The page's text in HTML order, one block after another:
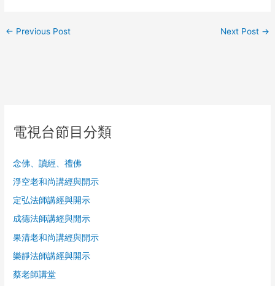
← Previous Post Next Post →
電視台節目分類
念佛、讀經、禮佛
淨空老和尚講經與開示
定弘法師講經與開示
成德法師講經與開示
果清老和尚講經與開示
樂靜法師講經與開示
蔡老師講堂